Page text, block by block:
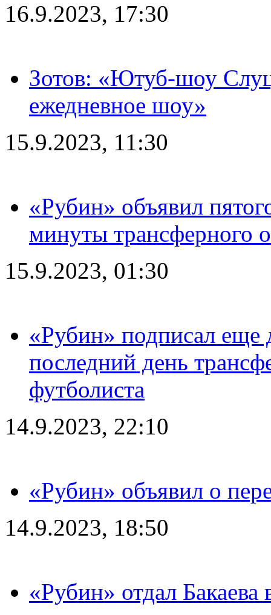
16.9.2023, 17:30
Зотов: «Ютуб-шоу
ежедневное шоу»
15.9.2023, 11:30
«Рубин» объявил
минуты трансферного
15.9.2023, 01:30
«Рубин» подписал еще
последний день
футболиста
14.9.2023, 22:10
«Рубин» объявил о
14.9.2023, 18:50
«Рубин» отдал